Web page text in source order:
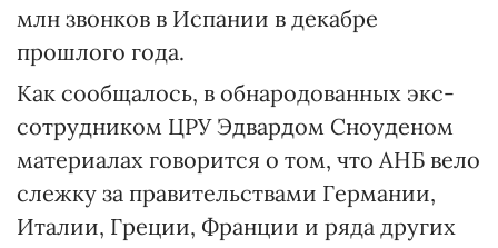
млн звонков в Испании в декабре
прошлого года.
Как сообщалось, в обнародованных экс-
сотрудником ЦРУ Эдвардом Сноуденом
материалах говорится о том, что АНБ вело
слежку за правительствами Германии,
Италии, Греции, Франции и ряда других